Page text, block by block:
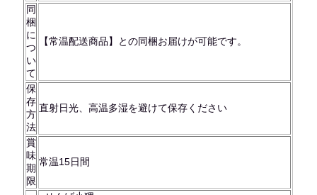
同
梱
に
つ
い
て
【常温配送商品】との同梱お届けが可能です。
保
存
方
法
直射日光、高温多湿を避けて保存ください
賞
味
期
限
常温15日間